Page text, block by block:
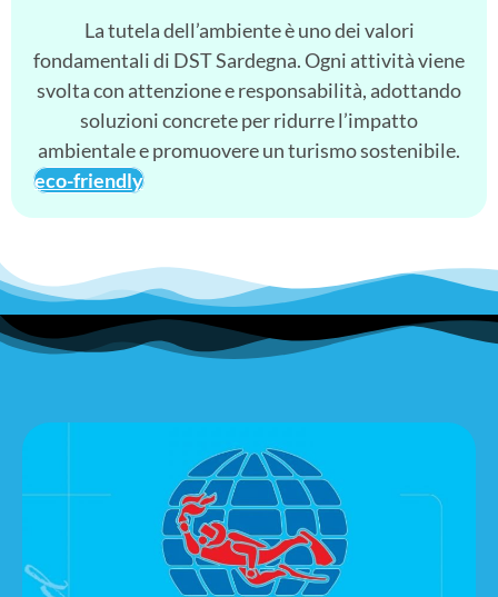
La tutela dell’ambiente è uno dei valori
fondamentali di DST Sardegna. Ogni attività viene
svolta con attenzione e responsabilità, adottando
soluzioni concrete per ridurre l’impatto
ambientale e promuovere un turismo sostenibile.
eco-friendly